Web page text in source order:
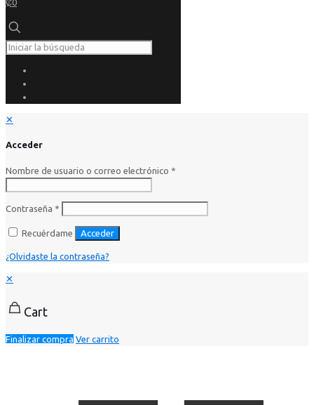
₡0
✕
Acceder
Nombre de usuario o correo electrónico *
Contraseña *
Recuérdame Acceder
¿Olvidaste la contraseña?
✕
Cart
Finalizar compra Ver carrito